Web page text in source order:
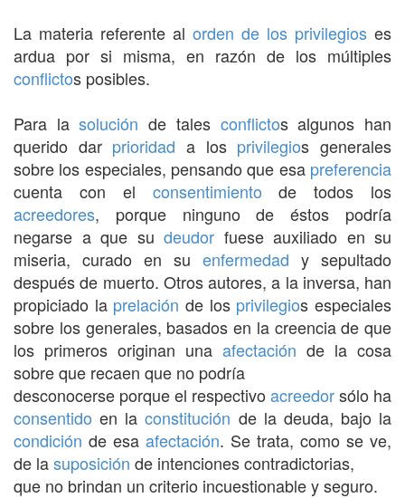
La materia referente al orden de los privilegios es
ardua por si misma, en razón de los múltiples
conflictos posibles.
Para lasolución de tales conflictos algunos han
querido dar prioridad a los privilegios generales
sobre los especiales, pensando que esa preferencia
cuenta con el consentimiento de todos los
acreedores, porque ninguno de éstos podría
negarse a que su deudor fuese auxiliado en su
miseria, curado en su enfermedad y sepultado
después de muerto. Otros autores, a la inversa, han
propiciado la prelación de los privilegios especiales
sobre los generales, basados en la creencia de que
los primeros originan una afectación de la cosa
sobre que recaen que no podría
desconocerse porque el respectivo acreedorsólo ha
consentido en laconstitución de la deuda, bajo la
condición de esa afectación. Se trata, como se ve,
de lasuposición de intenciones contradictorias,
que no brindan un criterio incuestionable y seguro.